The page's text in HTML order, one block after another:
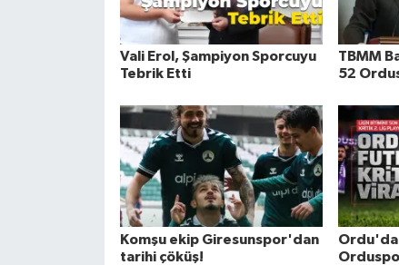
Vali Erol, Şampiyon Sporcuyu
Tebrik Etti
TBMM
52
Komşu ekip Giresunspor'dan
tarihi çöküş!
Ordu'da